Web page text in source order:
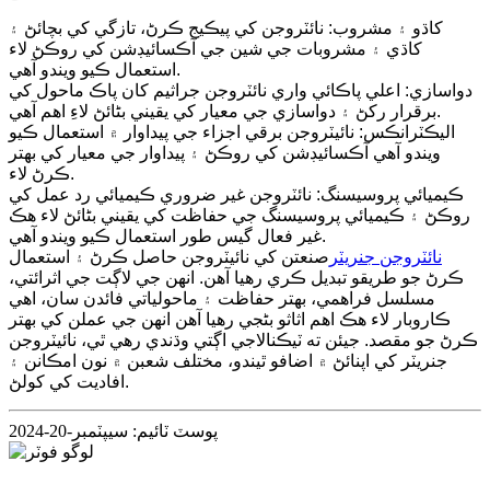
کاڌو ۽ مشروب: نائٽروجن کي پيڪيج ڪرڻ، تازگي کي بچائڻ ۽
کاڌي ۽ مشروبات جي شين جي آڪسائيڊشن کي روڪڻ لاء
استعمال ڪيو ويندو آهي.
دواسازي: اعلي پاڪائي واري نائٽروجن جراثيم کان پاڪ ماحول کي
برقرار رکڻ ۽ دواسازي جي معيار کي يقيني بڻائڻ لاءِ اهم آهي.
اليڪٽرانڪس: نائيٽروجن برقي اجزاء جي پيداوار ۾ استعمال ڪيو
ويندو آهي آڪسائيڊشن کي روڪڻ ۽ پيداوار جي معيار کي بهتر
ڪرڻ لاء.
ڪيميائي پروسيسنگ: نائٽروجن غير ضروري ڪيميائي رد عمل کي
روڪڻ ۽ ڪيميائي پروسيسنگ جي حفاظت کي يقيني بڻائڻ لاء هڪ
غير فعال گيس طور استعمال ڪيو ويندو آهي.
نائٽروجن جنريٽر صنعتن کي نائيٽروجن حاصل ڪرڻ ۽ استعمال
ڪرڻ جو طريقو تبديل ڪري رهيا آهن. انهن جي لاڳت جي اثرائتي،
مسلسل فراهمي، بهتر حفاظت ۽ ماحولياتي فائدن سان، اهي
ڪاروبار لاء هڪ اهم اثاثو بڻجي رهيا آهن انهن جي عملن کي بهتر
ڪرڻ جو مقصد. جيئن ته ٽيڪنالاجي اڳتي وڌندي رهي ٿي، نائيٽروجن
جنريٽر کي اپنائڻ ۾ اضافو ٿيندو، مختلف شعبن ۾ نون امڪانن ۽
افاديت کي کولڻ.
پوسٽ ٽائيم: سيپٽمبر-20-2024